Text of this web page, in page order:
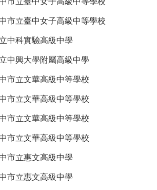
市立臺中女子高級中等學校
中科實驗高級中學
中興大學附屬高級中學
市立文華高級中等學校
市立文華高級中等學校
市立文華高級中等學校
市立文華高級中等學校
市立惠文高級中學
市立惠文高級中學